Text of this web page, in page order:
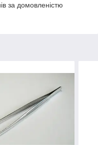
за домовленістю